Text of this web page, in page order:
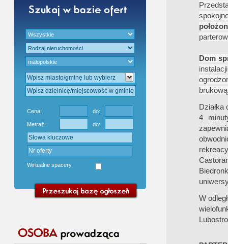
Cena: do:
Metraż: do:
Wirtualne spacery
Dom
4
W